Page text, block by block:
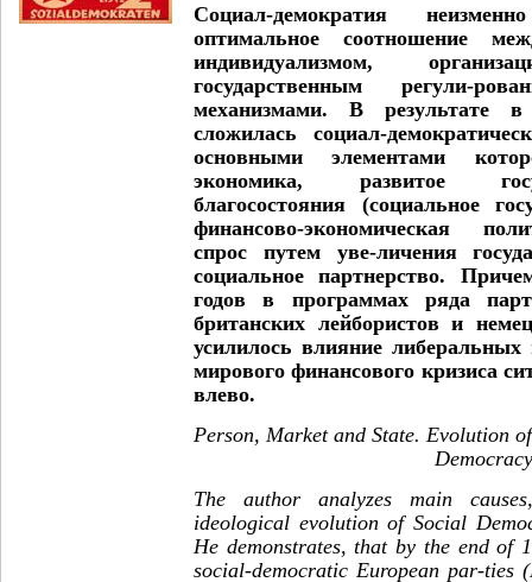
Социал-демократия
оптимальное соотношение
индивидуализмом,
государственным регули-
механизмами. В результате
сложилась социал-
основными элементами
экономика, развитое
благосостояния (социальное
финансово-экономическая
спрос путем уве-личения
социальное партнерство.
годов в программах ряда
британских лейбористов и
усилилось влияние либеральных
мирового финансового кризиса
влево.
Person, Market and State. Evolution
Democracy
The author analyzes main
ideological evolution of Social
He demonstrates, that by the end of
social-democratic European par-